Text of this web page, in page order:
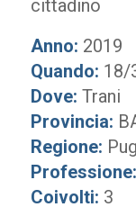
cittadino
Anno: 2019
Quando: 18/
Dove: Trani
Provincia:
Regione:
Professione:
Coivolti: 3